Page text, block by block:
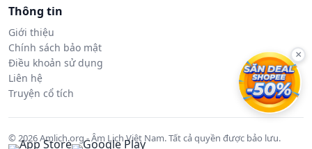
Thông tin
Giới thiệu
Chính sách bảo mật
Điều khoản sử dụng
Liên hệ
Truyện cổ tích
© 2026 Amlich.org - Âm Lịch Việt Nam. Tất cả quyền được bảo lưu.
×